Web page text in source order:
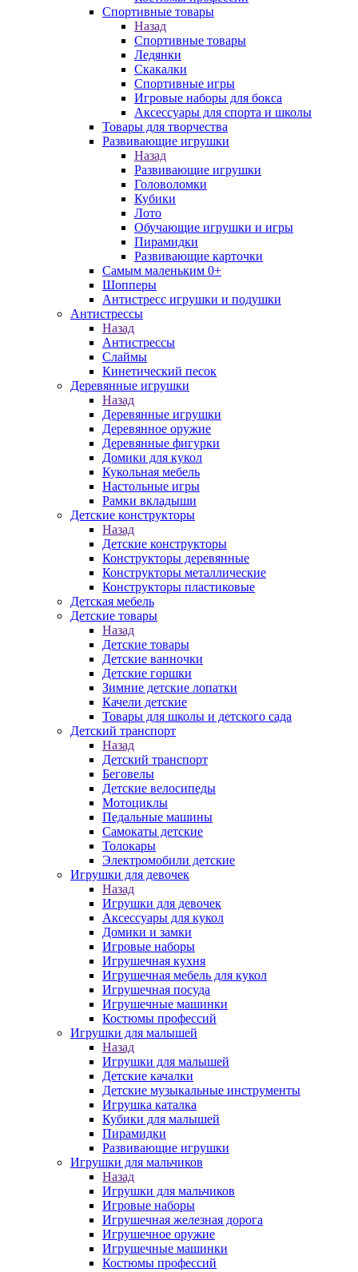
Спортивные товары
Назад
Спортивные товары
Ледянки
Скакалки
Спортивные игры
Игровые наборы для бокса
Аксессуары для спорта и школы
Товары для творчества
Развивающие игрушки
Назад
Развивающие игрушки
Головоломки
Кубики
Лото
Обучающие игрушки и игры
Пирамидки
Развивающие карточки
Самым маленьким 0+
Шопперы
Антистресс игрушки и подушки
Антистрессы
Назад
Антистрессы
Слаймы
Кинетический песок
Деревянные игрушки
Назад
Деревянные игрушки
Деревянное оружие
Деревянные фигурки
Домики для кукол
Кукольная мебель
Настольные игры
Рамки вкладыши
Детские конструкторы
Назад
Детские конструкторы
Конструкторы деревянные
Конструкторы металлические
Конструкторы пластиковые
Детская мебель
Детские товары
Назад
Детские товары
Детские ванночки
Детские горшки
Зимние детские лопатки
Качели детские
Товары для школы и детского сада
Детский транспорт
Назад
Детский транспорт
Беговелы
Детские велосипеды
Мотоциклы
Педальные машины
Самокаты детские
Толокары
Электромобили детские
Игрушки для девочек
Назад
Игрушки для девочек
Аксессуары для кукол
Домики и замки
Игровые наборы
Игрушечная кухня
Игрушечная мебель для кукол
Игрушечная посуда
Игрушечные машинки
Костюмы профессий
Игрушки для малышей
Назад
Игрушки для малышей
Детские качалки
Детские музыкальные инструменты
Игрушка каталка
Кубики для малышей
Пирамидки
Развивающие игрушки
Игрушки для мальчиков
Назад
Игрушки для мальчиков
Игровые наборы
Игрушечная железная дорога
Игрушечное оружие
Игрушечные машинки
Костюмы профессий